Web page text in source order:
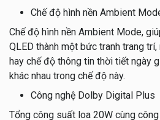
Chế độ hình nền Ambient
Chế độ hình nền Ambient Mode,
QLED thành một bức tranh trang
hay chế độ thông tin thời tiết ngày
khác nhau trong chế độ này.
Công nghệ Dolby Digital Plus
Tổng công suất loa 20W cùng